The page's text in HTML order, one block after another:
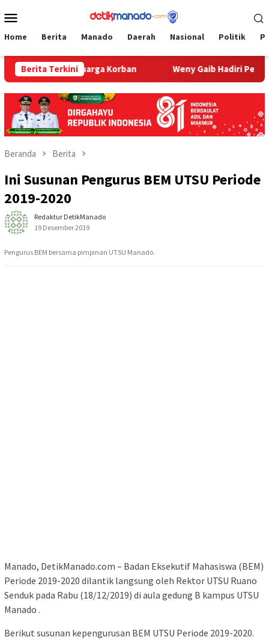
ke
Mobile
Home Berita Manado Daerah Nasional Politik
Berita Terkini
Keluarga Korban Weny Gaib Hadiri Pemakaman
Beranda Berita
Ini Susunan Pengurus BEM UTSU Periode
2019-2020
Redaktur DetikManado
19 Desember 2019
Pengurus BEM bersama pimpinan UTSU Manado.
Manado, DetikManado.com – Badan Eksekutif Mahasiswa (BEM)
Periode 2019-2020 dilantik langsung oleh Rektor UTSU Ruano
Senduk pada Rabu (18/12/2019) di aula gedung B kampus UTSU
Manado .
Berikut susunan kepengurusan BEM UTSU Periode 2019-2020.